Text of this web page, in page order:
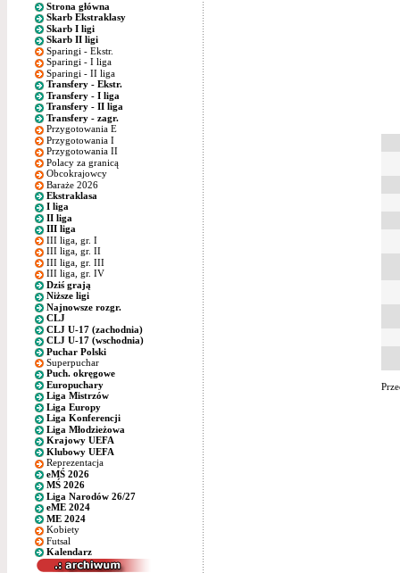
Strona główna
Skarb Ekstraklasy
Skarb I ligi
Skarb II ligi
Sparingi - Ekstr.
Sparingi - I liga
Sparingi - II liga
Transfery - Ekstr.
Transfery - I liga
Transfery - II liga
Transfery - zagr.
Przygotowania E
Przygotowania I
Przygotowania II
Polacy za granicą
Obcokrajowcy
Baraże 2026
Ekstraklasa
I liga
II liga
III liga
III liga, gr. I
III liga, gr. II
III liga, gr. III
III liga, gr. IV
Dziś grają
Niższe ligi
Najnowsze rozgr.
CLJ
CLJ U-17 (zachodnia)
CLJ U-17 (wschodnia)
Puchar Polski
Superpuchar
Puch. okręgowe
Europuchary
Liga Mistrzów
Liga Europy
Liga Konferencji
Liga Młodzieżowa
Krajowy UEFA
Klubowy UEFA
Reprezentacja
eMŚ 2026
MŚ 2026
Liga Narodów 26/27
eME 2024
ME 2024
Kobiety
Futsal
Kalendarz